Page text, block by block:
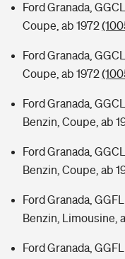
Ford Granada,
Coupe, ab 1972
Ford Granada,
Coupe, ab 1972
Ford Granada,
Benzin, Coupe, ab
Ford Granada,
Benzin, Coupe, ab
Ford Granada,
Benzin, Limousine,
Ford Granada,